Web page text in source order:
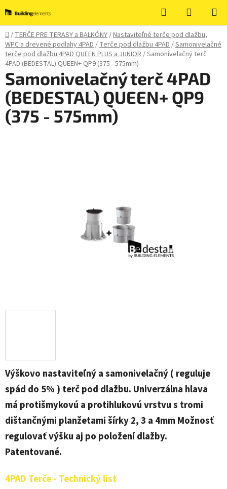
na
obsah
Hľadať
KOŠÍK
Domov
/TERČE PRE TERASY a BALKÓNY/Nastaviteľné terče pod dlažbu,
WPC a drevené podlahy 4PAD/Terče pod dlažbu 4PAD/Samonivelačné
terče pod dlažbu 4PAD QUEEN PLUS a JUNIOR/Samonivelačný terč
4PAD (BEDESTAL) QUEEN+ QP9 (375 - 575mm)
Výškovo nastaviteľný a samonivelačný ( reguluje
spád do 5% ) terč pod dlažbu. Univerzálna hlava
má protišmykovú a protihlukovú vrstvu s tromi
dištančnými planžetami šírky 2, 3 a 4mm Možnosť
regulovať výšku aj po položení dlažby.
Patentované.
4PAD Terče - Technický list
Samonivelačný terč 4PAD
(BEDESTAL) QUEEN+ QP9
(375 - 575mm)